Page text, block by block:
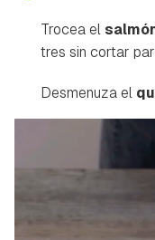
Trocea el
tres sin cortar
Desmenuza el